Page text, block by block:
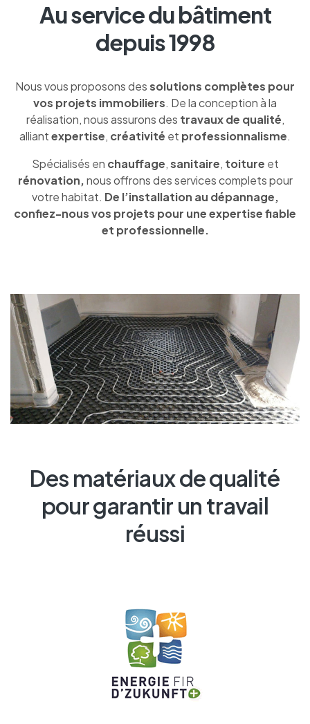
Au service du bâtiment
depuis 1998
Nous vous proposons dessolutions complètes pour
vos projets immobiliers. De la conception à la
réalisation, nous assurons des travaux de qualité,
alliantexpertise, créativité et professionnalisme.
Spécialisés en chauffage,sanitaire, toiture et
rénovation,nous offrons des services complets pour
votre habitat. De l’installation au dépannage,
confiez-nous vos projets pour une expertise fiable
et professionnelle.
Des matériaux de qualité
pour garantir un travail
réussi